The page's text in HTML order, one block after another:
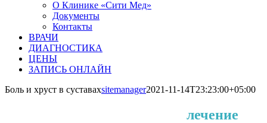
О Клинике «Сити Мед»
Документы
Контакты
ВРАЧИ
ДИАГНОСТИКА
ЦЕНЫ
ЗАПИСЬ ОНЛАЙН
Боль и хруст в суставахsitemanager2021-11-14T23:23:00+05:00
лечение